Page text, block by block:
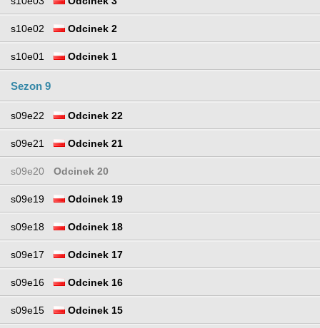
s10e02 Odcinek 2
s10e01 Odcinek 1
Sezon 9
s09e22 Odcinek 22
s09e21 Odcinek 21
s09e20 Odcinek 20
s09e19 Odcinek 19
s09e18 Odcinek 18
s09e17 Odcinek 17
s09e16 Odcinek 16
s09e15 Odcinek 15